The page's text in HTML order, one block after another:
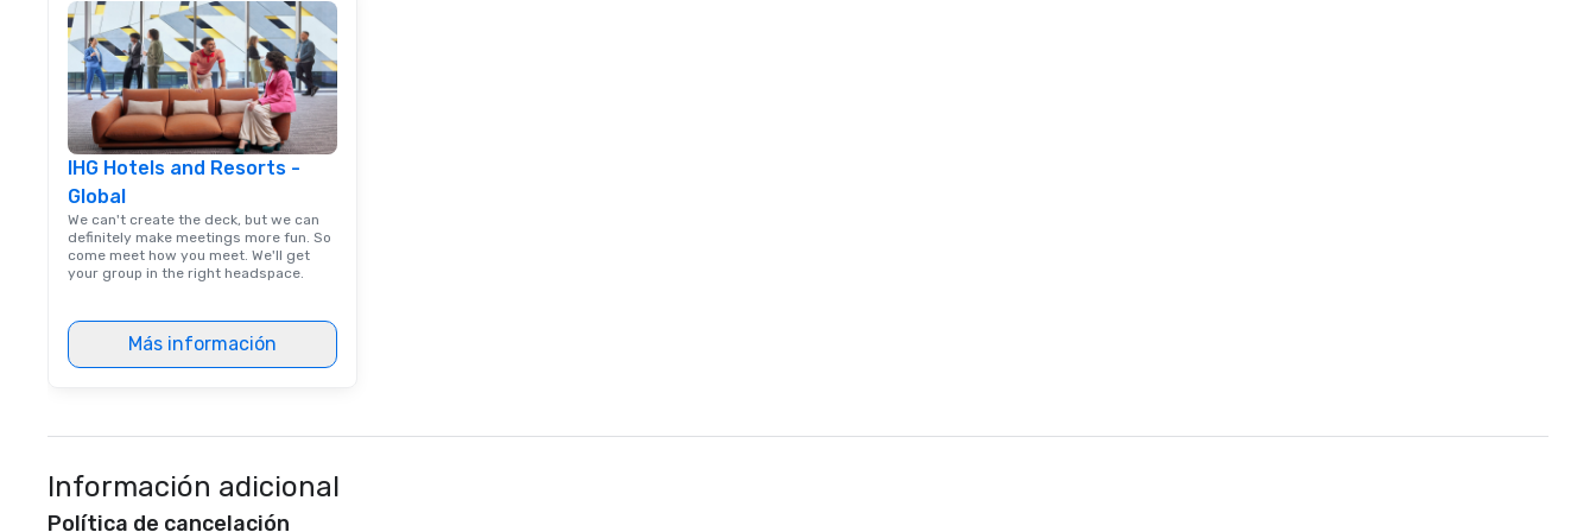
IHG Hotels and Resorts -
Global
We can't create the deck, but we can
definitely make meetings more fun. So
come meet how you meet. We'll get
your group in the right headspace.
Más información
Información adicional
Política de cancelación